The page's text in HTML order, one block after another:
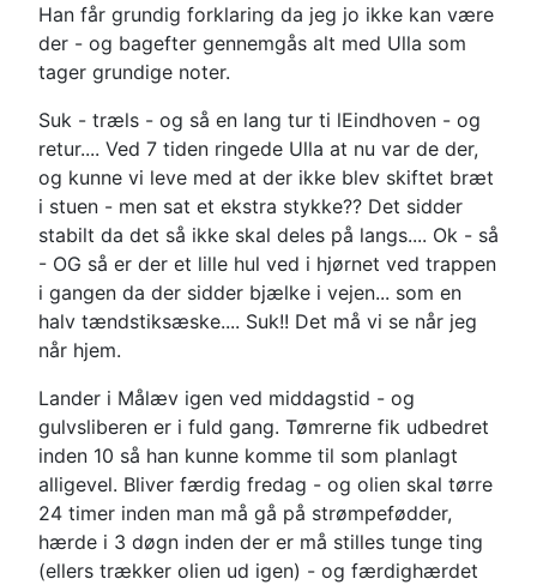
Han får grundig forklaring da jeg jo ikke kan være
der - og bagefter gennemgås alt med Ulla som
tager grundige noter.
Suk - træls - og så en lang tur ti lEindhoven - og
retur.... Ved 7 tiden ringede Ulla at nu var de der,
og kunne vi leve med at der ikke blev skiftet bræt
i stuen - men sat et ekstra stykke?? Det sidder
stabilt da det så ikke skal deles på langs.... Ok - så
- OG så er der et lille hul ved i hjørnet ved trappen
i gangen da der sidder bjælke i vejen... som en
halv tændstiksæske.... Suk!! Det må vi se når jeg
når hjem.
Lander i Målæv igen ved middagstid - og
gulvsliberen er i fuld gang. Tømrerne fik udbedret
inden 10 så han kunne komme til som planlagt
alligevel. Bliver færdig fredag - og olien skal tørre
24 timer inden man må gå på strømpefødder,
hærde i 3 døgn inden der er må stilles tunge ting
(ellers trækker olien ud igen) - og færdighærdet